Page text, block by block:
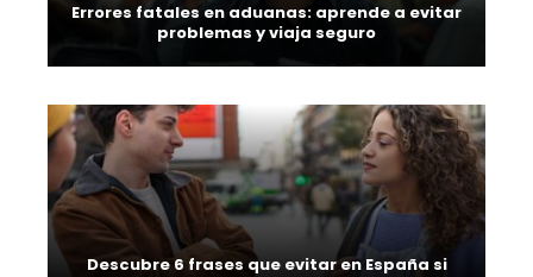
Errores fatales en aduanas: aprende a evitar
problemas y viaja seguro
Descubre 6 frases que evitar en España si